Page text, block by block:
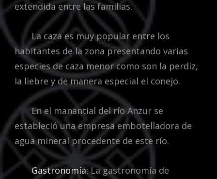
extendida entre las familias.
La caza es muy popular entre los
habitantes de la zona presentando varias
especies de caza menor como son la perdiz,
la liebre y de manera especial el conejo.
En el manantial del río Anzur se
estableció una empresa embotelladora de
agua mineral procedente de este río.
Gastronomía:La gastronomía de